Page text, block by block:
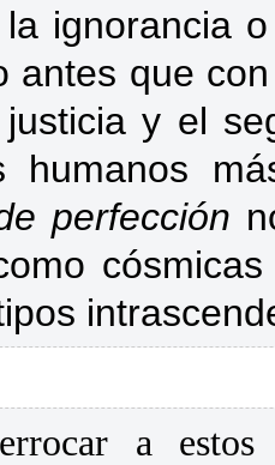
la ignorancia
antes que
y el
humanos
perfección
a